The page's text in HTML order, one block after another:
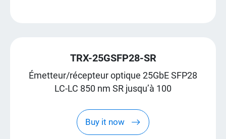
TRX-25GSFP28-SR
Émetteur/récepteur optique 25GbE SFP28
LC-LC 850 nm SR jusqu’à 100
Buy it now